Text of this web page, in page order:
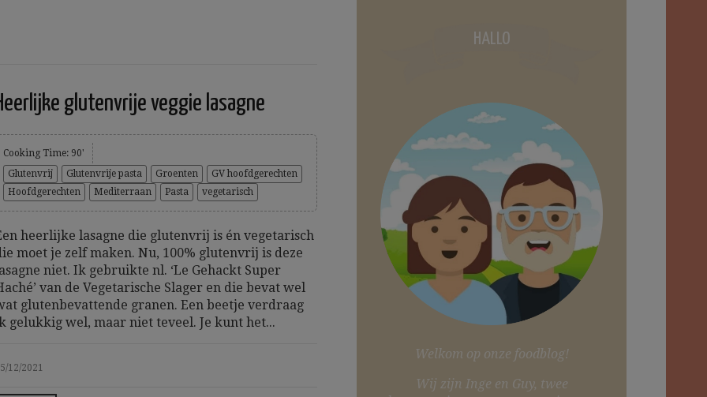
glutenvrije veggie lasagne
Cooking Time: 90'
Glutenvrij
Glutenvrije pasta Groenten
GV hoofdgerechten
Hoofdgerechten
Mediterraan Pasta vegetarisch
heerlijke lasagne die glutenvrij is én vegetarisch
moet je zelf maken. Nu, 100% glutenvrij is deze
niet. Ik gebruikte nl. ‘Le Gehackt Super
van de Vegetarische Slager en die bevat wel
glutenbevattende granen. Een beetje verdraag
gelukkig wel, maar niet teveel. Je kunt het...
12/2021
HALLO
Welkom op onze foodblog!
Wij zijn Inge en Guy, twee